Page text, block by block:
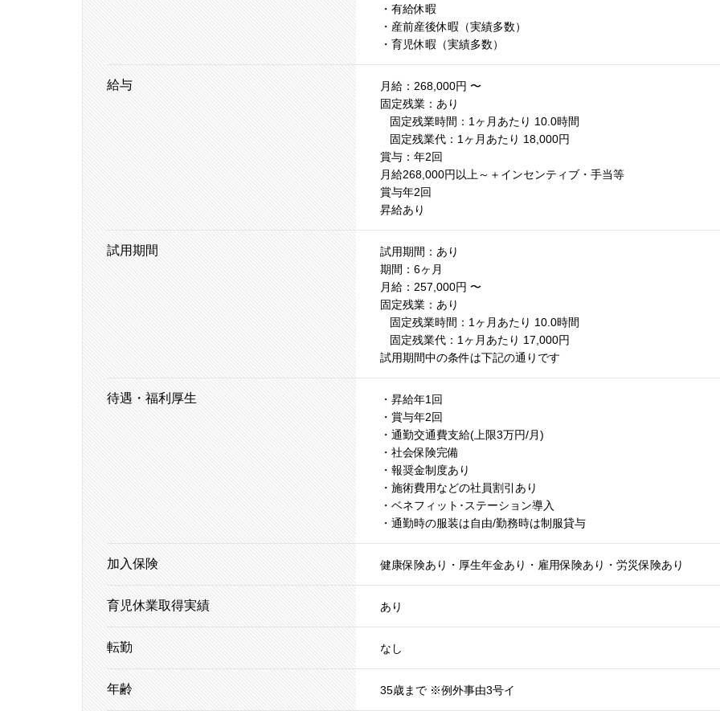
・有給休暇
・産前産後休暇（実績多数）
・育児休暇（実績多数）
給与
月給：268,000円 〜
固定残業：あり
固定残業時間：1ヶ月あたり 10.0時間
固定残業代：1ヶ月あたり 18,000円
賞与：年2回
月給268,000円以上～＋インセンティブ・手当等
賞与年2回
昇給あり
試用期間
試用期間：あり
期間：6ヶ月
月給：257,000円 〜
固定残業：あり
固定残業時間：1ヶ月あたり 10.0時間
固定残業代：1ヶ月あたり 17,000円
試用期間中の条件は下記の通りです
待遇・福利厚生
・昇給年1回
・賞与年2回
・通勤交通費支給(上限3万円/月)
・社会保険完備
・報奨金制度あり
・施術費用などの社員割引あり
・ベネフィット･ステーション導入
・通勤時の服装は自由/勤務時は制服貸与
加入保険 健康保険あり・厚生年金あり・雇用保険あり・労災保険あり
育児休業取得実績 あり
転勤 なし
年齢 35歳まで ※例外事由3号イ